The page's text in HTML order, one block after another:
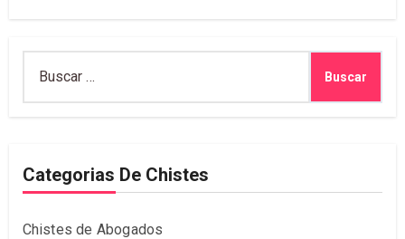
Categorias De Chistes
Chistes de Abogados